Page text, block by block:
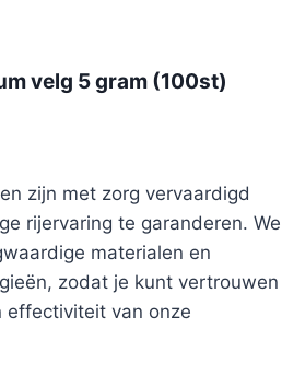
velg 5 gram (100st)
zijn met zorg vervaardigd
rijervaring te garanderen. We
materialen en
zodat je kunt vertrouwen
effectiviteit van onze